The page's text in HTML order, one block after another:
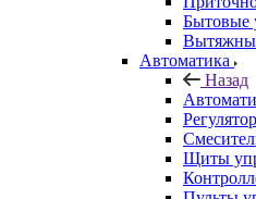
Бытовые
Автоматика
Назад
Щиты